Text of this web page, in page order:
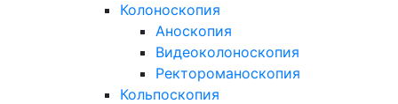
Колоноскопия
Аноскопия
Видеоколоноскопия
Ректороманоскопия
Кольпоскопия